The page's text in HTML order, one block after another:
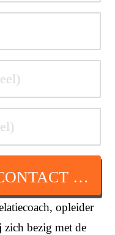
NEEM DAN HIER CONTACT OP
opleider
bezig met de